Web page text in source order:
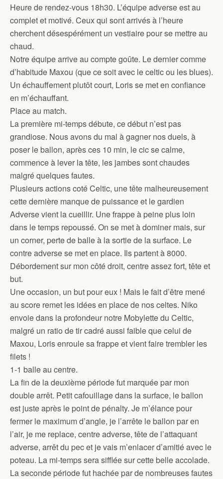
Heure de rendez-vous 18h30. L’équipe adverse est au
complet et motivé. Ceux qui sont arrivés à l’heure
cherchent désespérément un vestiaire pour se mettre au
chaud.
Notre équipe arrive au compte goûte. Le dernier comme
d’habitude Maxou (que ce soit avec le celtic ou les blues).
Un échauffement plutôt court, Loris se met en confiance
en m’échauffant.
Place au match.
La première mi-temps débute, ce début n’est pas
grandiose. Nous avons du mal à gagner nos duels, à
poser le ballon, après ces 10 min, le cic se calme,
commence à lever la tête, les jambes sont chaudes
malgré quelques fautes.
Plusieurs actions coté Celtic, une tête malheureusement
cette dernière manque de puissance et le gardien
Adverse vient la cueillir. Une frappe à peine plus loin
dans le temps repoussé. On se met à dominer mais, sur
un corner, perte de balle à la sortie de la surface. Le
contre adverse se met en place. Ils partent à 8000.
Débordement sur mon côté droit, centre assez fort, tête et
but.
Une occasion, un but pour eux ! Mais le fait d’être mené
au score remet les idées en place de nos celtes. Niko
envoie dans la profondeur notre Mobylette du Celtic,
malgré un ratio de tir cadré aussi faible que celui de
Maxou, Loris enroule sa frappe et vient faire trembler les
filets !
1-1 balle au centre.
La fin de la deuxième période fut marquée par mon
double arrêt. Petit cafouillage dans la surface, le ballon
est juste après le point de pénalty. Je m’élance pour
fermer le maximum d’angle, je l’arrête le ballon par en
l’air, je me replace, centre adverse, tête de l’attaquant
adverse, arrêt du pec et je vais m’enlacer d’amitié avec le
poteau. La mi-temps sera sifflée sur cette belle accolade.
La seconde période fut hachée par de nombreuses fautes